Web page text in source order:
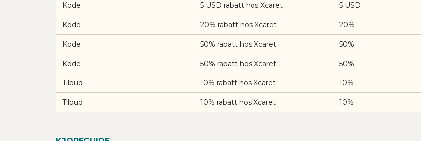
Kode 5 USD rabatt hos Xcaret 5 USD
Kode 20% rabatt hos Xcaret 20%
Kode 50% rabatt hos Xcaret 50%
Kode 50% rabatt hos Xcaret 50%
Tilbud 10% rabatt hos Xcaret 10%
Tilbud 10% rabatt hos Xcaret 10%